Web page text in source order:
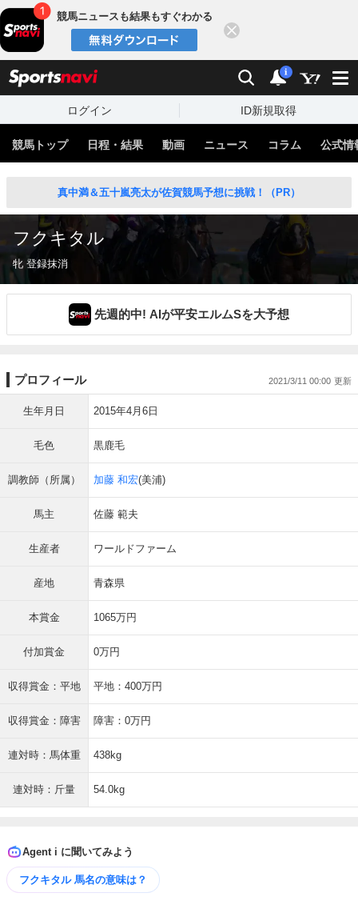
競馬ニュースも結果もすぐわかる
検索 通知
i
ログイン ID新規取得
競馬トップ 日程・結果 動画 ニュース コラム 公式情
真中満＆五十嵐亮太が佐賀競馬予想に挑戦！（PR）
フクキタル
牝 登録抹消
先週的中! AIが平安エルムSを大予想
プロフィール 2021/3/11 00:00
生年月日 2015年4月6日
毛色 黒鹿毛
調教師（所属） 加藤 和宏(美浦)
馬主 佐藤 範夫
生産者 ワールドファーム
産地 青森県
本賞金 1065万円
付加賞金 0万円
収得賞金：平地 平地：400万円
収得賞金：障害 障害：0万円
連対時：馬体重 438kg
連対時：斤量 54.0kg
Agent i に聞いてみよう
フクキタル 馬名の意味は？